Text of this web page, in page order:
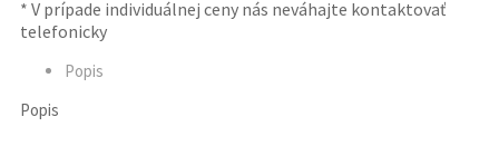
Popis
Popis